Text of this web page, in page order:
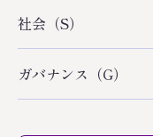
社会（S）
ガバナンス（G）